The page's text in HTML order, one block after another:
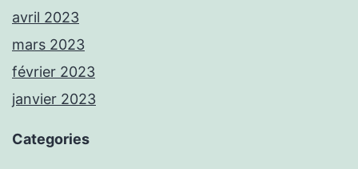
avril 2023
mars 2023
février 2023
janvier 2023
Categories